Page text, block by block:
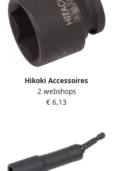
Hikoki Accessoires
Krachtdop Sw 19Mm 1 2"
Vierk. 38L 751811
2 webshops
€ 6,13